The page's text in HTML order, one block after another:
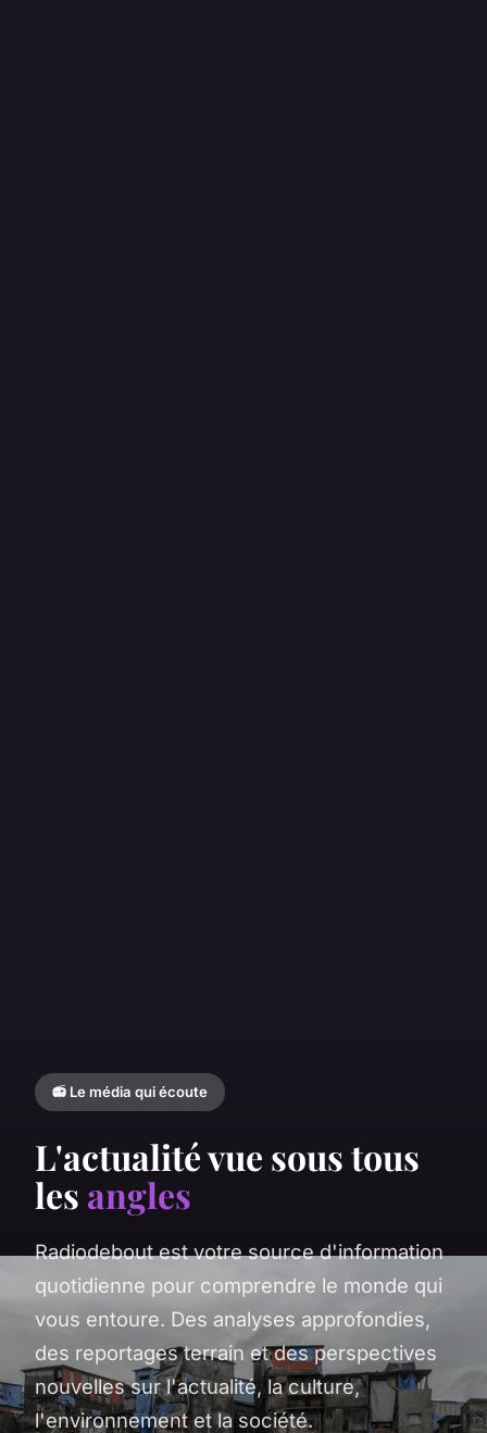
📻 Le média qui écoute
L'actualité vue sous tous
les angles
Radiodebout est votre source d'information
quotidienne pour comprendre le monde qui
vous entoure. Des analyses approfondies,
des reportages terrain et des perspectives
nouvelles sur l'actualité, la culture,
l'environnement et la société.